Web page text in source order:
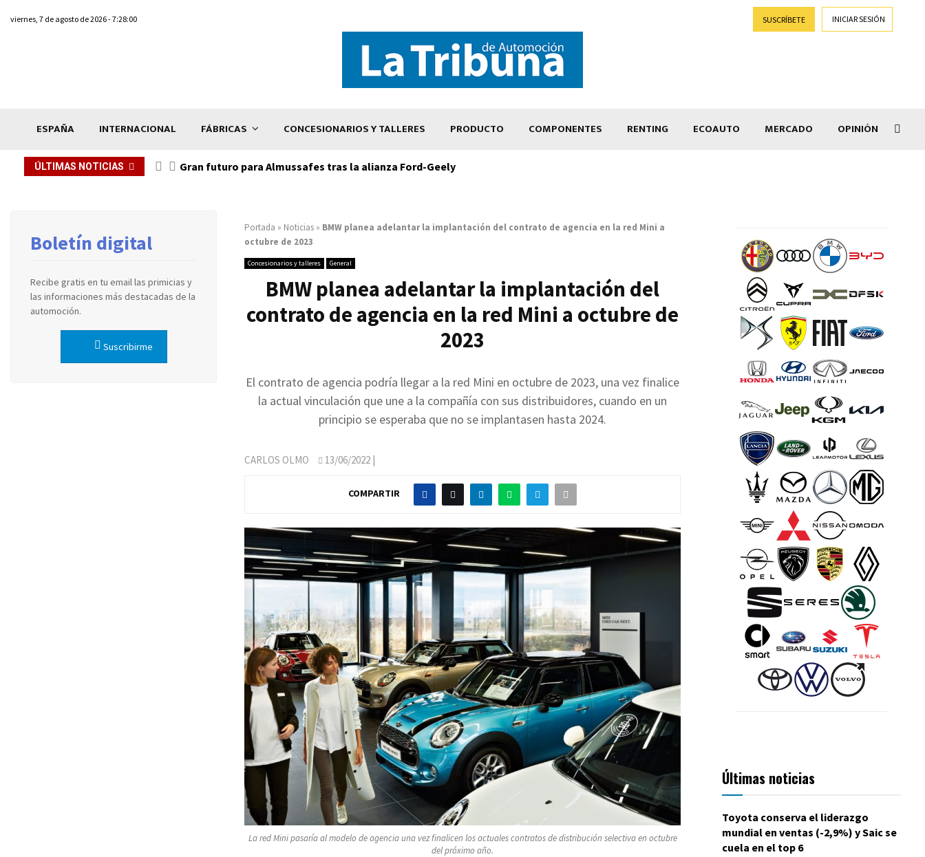
viernes, 7 de agosto de 2026 - 7:28:00 SUSCRÍBETE INICIAR SESIÓN
ESPAÑA INTERNACIONAL FÁBRICAS CONCESIONARIOS Y TALLERES PRODUCTO COMPONENTES RENTING ECOAUTO MERCADO OPINIÓN
ÚLTIMAS NOTICIAS Gran futuro para Almussafes tras la alianza Ford-Geely
Portada » Noticias » BMW planea adelantar la implantación del contrato de agencia en la red Mini a
octubre de 2023
Concesionarios y talleres General
BMW planea adelantar la implantación del
contrato de agencia en la red Mini a octubre de
2023
El contrato de agencia podría llegar a la red Mini en octubre de 2023, una vez finalice
la actual vinculación que une a la compañía con sus distribuidores, cuando en un
principio se esperaba que no se implantasen hasta 2024.
CARLOS OLMO 13/06/2022 |
COMPARTIR
La red Mini pasaría al modelo de agencia una vez finalicen los actuales contratos de distribución selectiva en octubre
del próximo año.
Boletín digital
Recibe gratis en tu email las primicias y
las informaciones más destacadas de la
automoción.
Suscribirme
Últimas noticias
Toyota conserva el liderazgo
mundial en ventas (-2,9%) y Saic se
cuela en el top 6